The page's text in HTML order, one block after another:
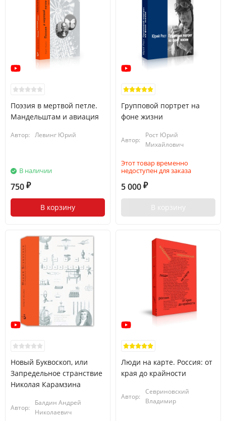
Поэзия в мертвой петле.
Мандельштам и авиация
Автор: Левинг Юрий
В наличии
750 ₽
В корзину
Групповой портрет на
фоне жизни
Автор:
Рост Юрий
Михайлович
Этот товар временно
недоступен для заказа
5 000 ₽
В корзину
Новый Буквоскоп, или
Запредельное странствие
Николая Карамзина
Автор:
Балдин Андрей
Николаевич
Люди на карте. Россия: от
края до крайности
Автор:
Севриновский
Владимир